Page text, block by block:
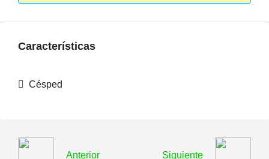
Características
Césped
Anterior Siguiente